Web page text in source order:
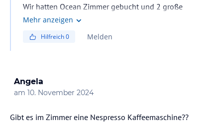
Wir hatten Ocean Zimmer gebucht und 2 große
Einzelbetten , jedoch gewechselt, da die Ocean Zimmer
es doch sehr laut …!! Haben dann Palm Blick Zimmer
Mehr anzeigen
Hilfreich0 Melden
Angela
am 10. November 2024
Gibt es im Zimmer eine Nespresso Kaffeemaschine??